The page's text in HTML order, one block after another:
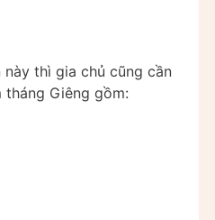
này thì gia chủ cũng cần
Giêng gồm: